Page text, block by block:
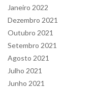
Janeiro 2022
Dezembro 2021
Outubro 2021
Setembro 2021
Agosto 2021
Julho 2021
Junho 2021